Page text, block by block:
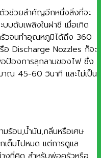
วช่วยสำคัญอีกหนึ่งสิ่งที่จะ
บดับเพลิงในฝาชี เมื่อเกิด
รัวจนทำอุณหภูมิได้ถึง 360
Discharge Nozzles ก็จะ
อป้องการลุกลามของไฟ ซึ่ง
มาณ 45-60 วินาที และไม่เป็น
มร้อน,น้ำมัน,กลิ่นหรือเศษ
เต็มไปหมด แต่การดูแล